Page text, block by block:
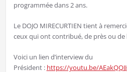
programmée dans 2 ans.
Le DOJO MIRECURTIEN tient à
ceux qui ont contribué, de près ou de
Voici un lien d’interview du
Président : https://youtu.be/